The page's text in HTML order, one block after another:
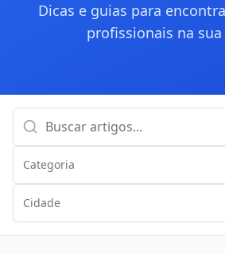
Dicas e guias para
profissionais na
Categoria
Cidade